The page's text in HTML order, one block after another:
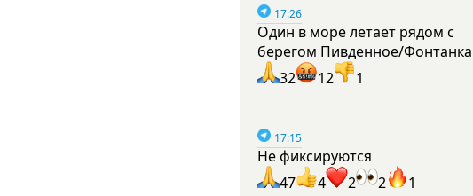
17:26
Один в море летает рядом с
берегом Пивденное/Фонтанка
32
12 1
17:15
Не фиксируются
47
4 2 2 1